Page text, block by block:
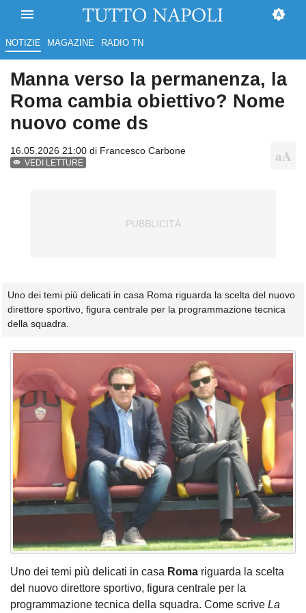
NOTIZIE MAGAZINE RADIO TN
Manna verso la permanenza, la
Roma cambia obiettivo? Nome
nuovo come ds
16.05.2026 21:00 di Francesco Carbone
VEDI LETTURE
Uno dei temi più delicati in casa Roma riguarda la scelta del nuovo
direttore sportivo, figura centrale per la programmazione tecnica
della squadra.
Uno dei temi più delicati in casa Roma riguarda la scelta
del nuovo direttore sportivo, figura centrale per la
programmazione tecnica della squadra. Come scrive La